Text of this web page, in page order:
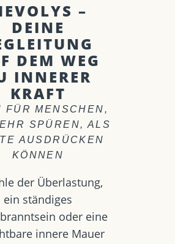
–
DEINE
DEM WEG
INNERER
KRAFT
FÜR MENSCHEN,
SPÜREN, ALS
AUSDRÜCKEN
KÖNNEN
der Überlastung,
ein ständiges
oder eine
innere Mauer